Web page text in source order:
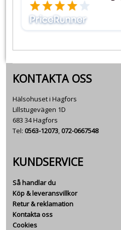
KONTAKTA OSS
Hälsohuset i Hagfors
Lillstugevägen 1D
683 34 Hagfors
Tel: 0563-12073,072-0667548
KUNDSERVICE
Så handlar du
Köp & leveransvillkor
Retur & reklamation
Kontakta oss
Cookies